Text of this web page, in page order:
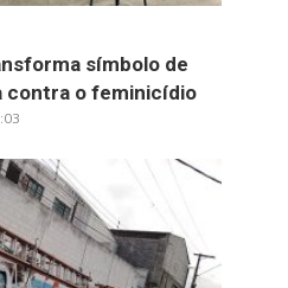
símbolo de
contra o feminicídio